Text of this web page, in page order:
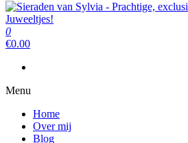
Sieraden van Sylvia
Prachtige, exclusieve handgemaakte
Sieraden van Sylvia
Prachtige, exclusieve handgemaakte
0
€0.00
Menu
Home
Over mij
Blog